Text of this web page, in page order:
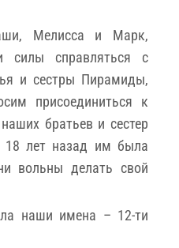
Мелисса и Марк,
справляться с
и сестры Пирамиды,
присоединиться к
братьев и сестер
лет назад им была
вольны делать свой
наши имена – 12-ти